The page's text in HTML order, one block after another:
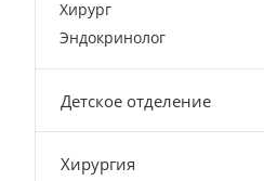
Хирург
Эндокринолог
Детское отделение
Хирургия